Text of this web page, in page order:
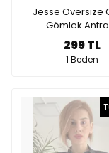
Jesse Oversize
Gömlek
299 TL
1 Beden